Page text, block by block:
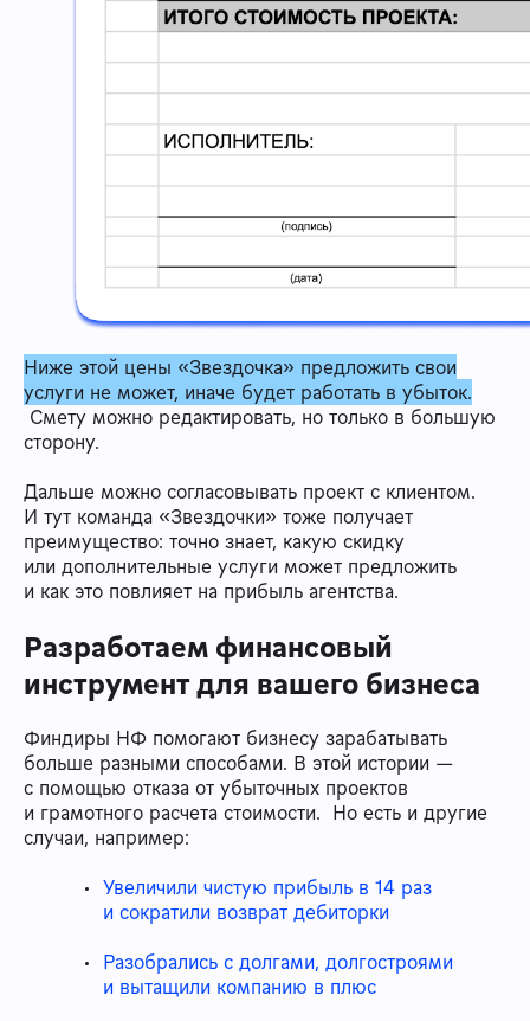
Ниже этой цены «Звездочка» предложить свои
услуги не может, иначе будет работать в убыток.
Смету можно редактировать, но только в большую
сторону.
Дальше можно согласовывать проект с клиентом.
И тут команда «Звездочки» тоже получает
преимущество: точно знает, какую скидку
или дополнительные услуги может предложить
и как это повлияет на прибыль агентства.
Разработаем финансовый
инструмент для вашего бизнеса
Финдиры НФ помогают бизнесу зарабатывать
больше разными способами. В этой истории —
с помощью отказа от убыточных проектов
и грамотного расчета стоимости. Но есть и другие
случаи, например:
Увеличили чистую прибыль в 14 раз
и сократили возврат дебиторки
Разобрались с долгами, долгостроями
и вытащили компанию в плюс